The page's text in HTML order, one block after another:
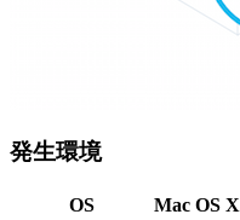
発生環境
OS
Mac OS X